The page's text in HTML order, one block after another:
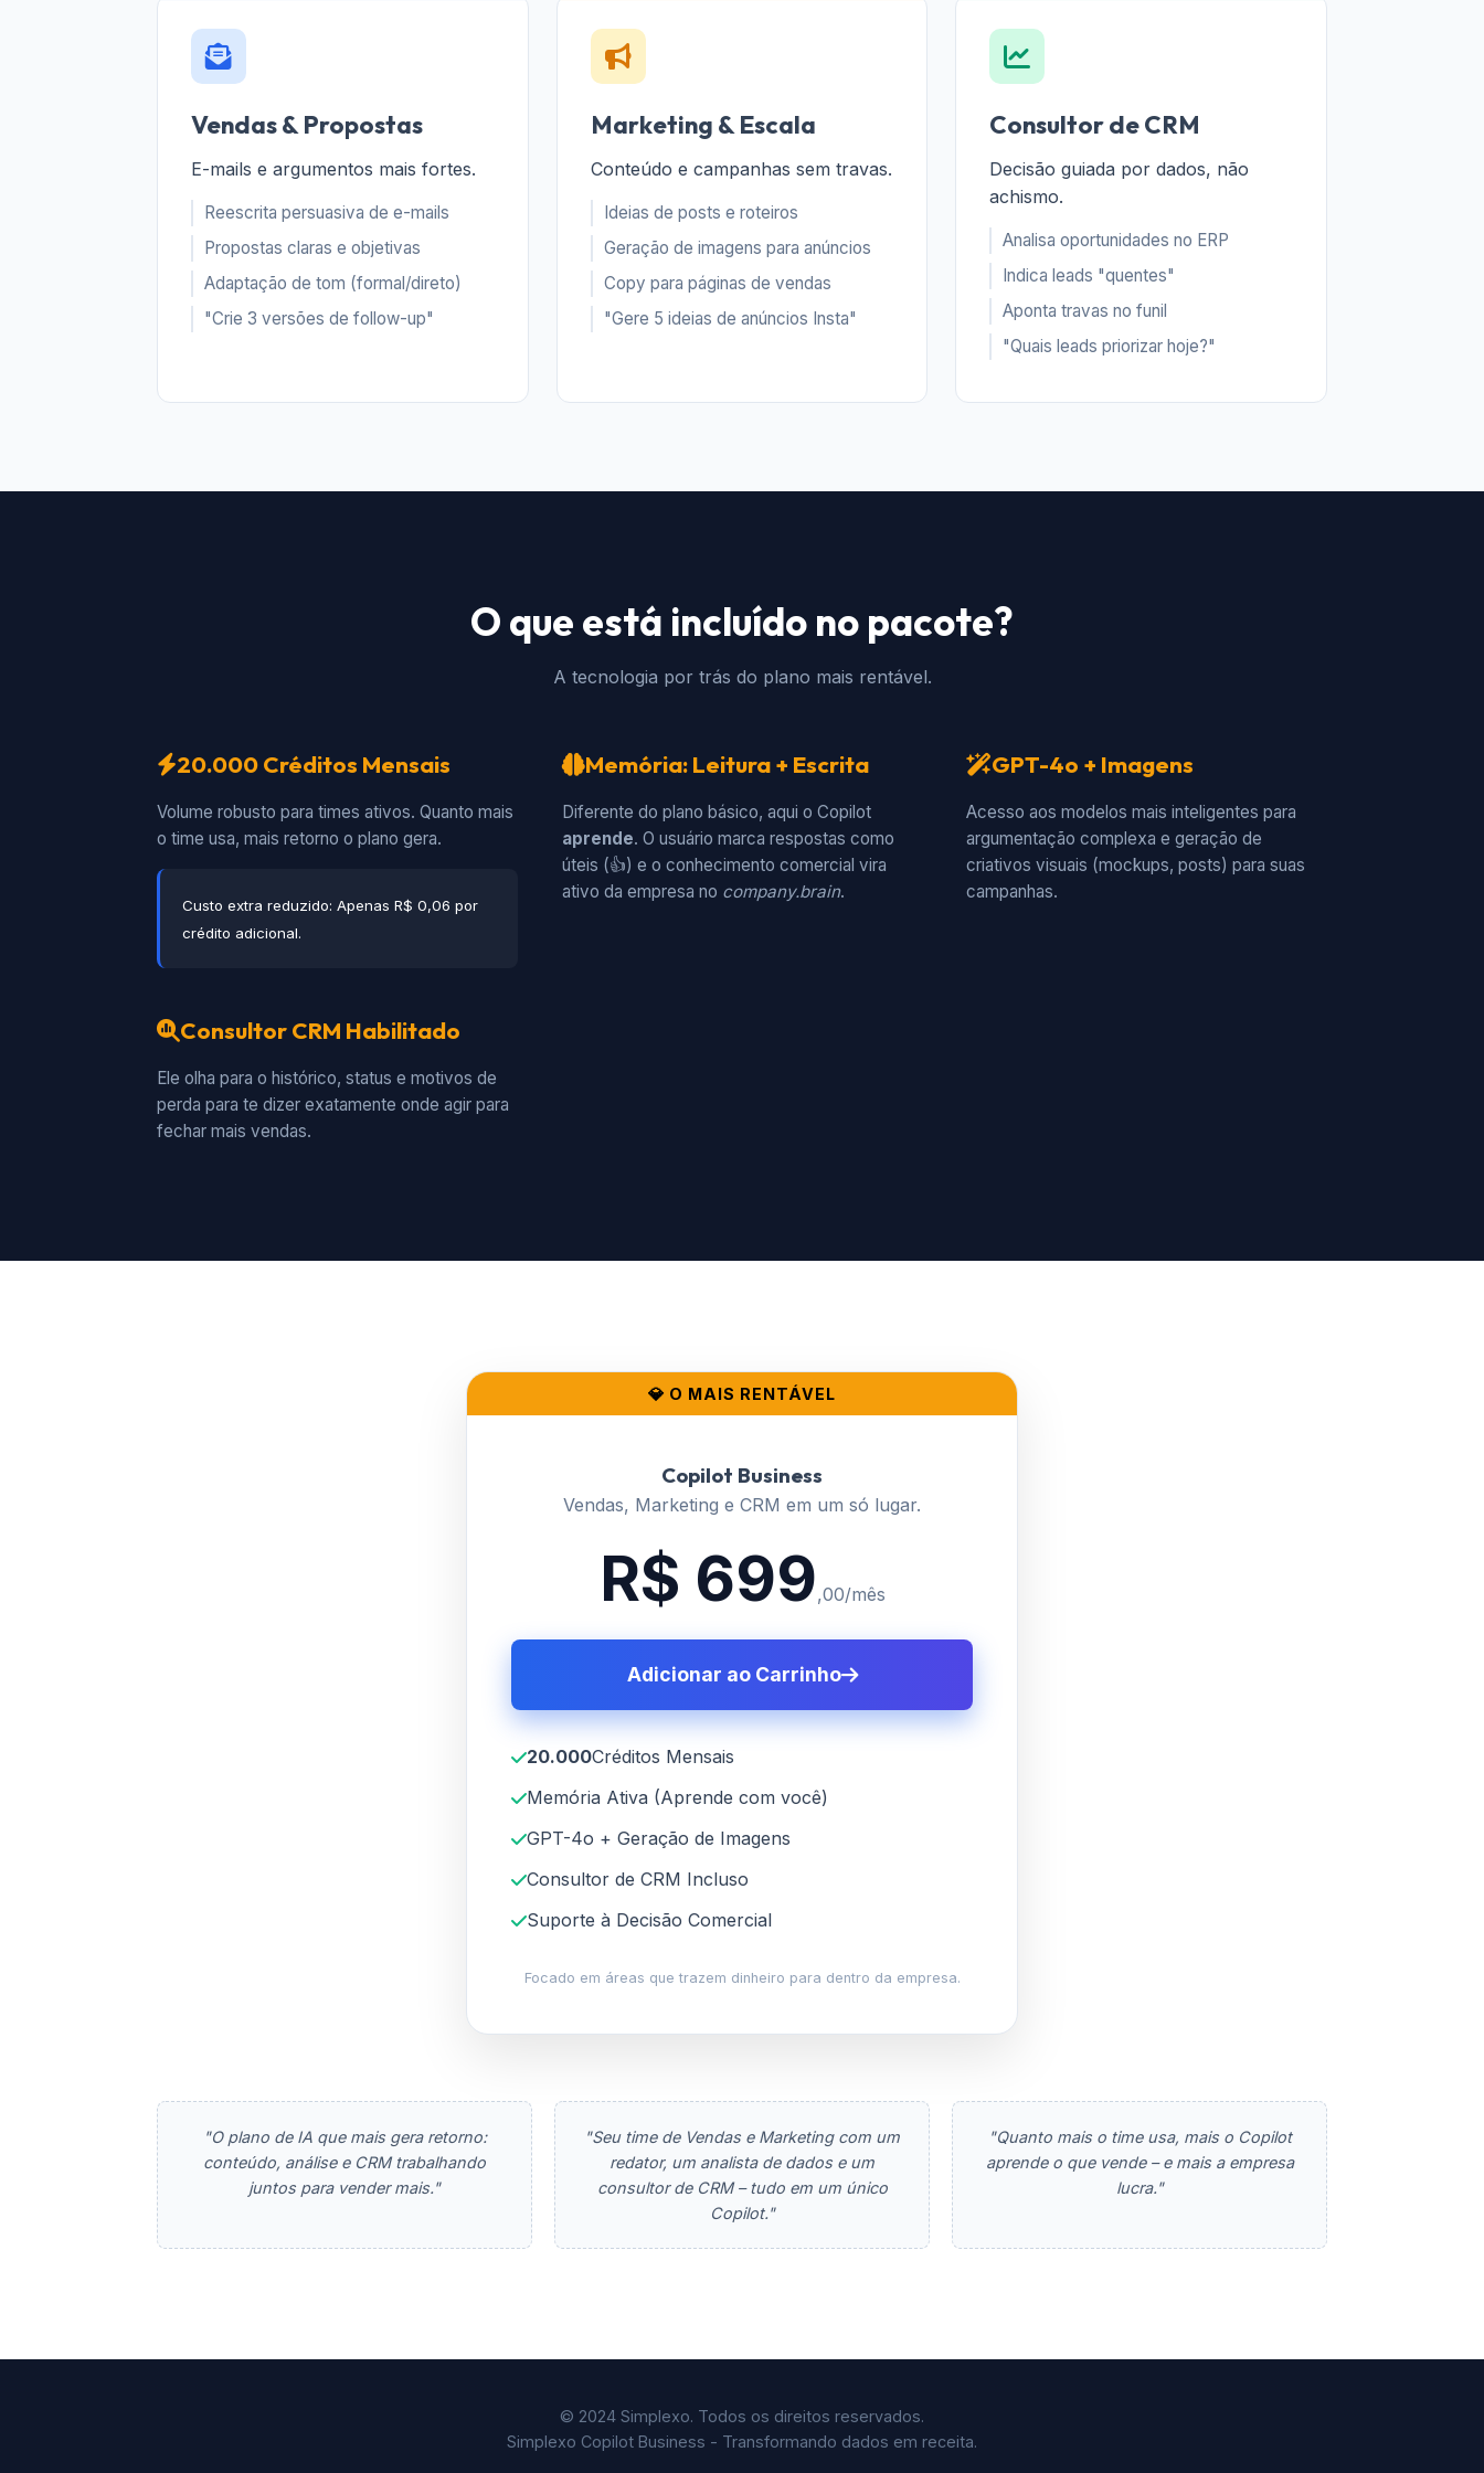
Vendas & Propostas
E-mails e argumentos mais fortes.
Reescrita persuasiva de e-mails
Propostas claras e objetivas
Adaptação de tom (formal/direto)
"Crie 3 versões de follow-up"
Marketing & Escala
Conteúdo e campanhas sem travas.
Ideias de posts e roteiros
Geração de imagens para anúncios
Copy para páginas de vendas
"Gere 5 ideias de anúncios Insta"
Consultor de CRM
Decisão guiada por dados, não
achismo.
Analisa oportunidades no ERP
Indica leads "quentes"
Aponta travas no funil
"Quais leads priorizar hoje?"
O que está incluído no pacote?
A tecnologia por trás do plano mais rentável.
20.000 Créditos Mensais
Volume robusto para times ativos. Quanto mais
o time usa, mais retorno o plano gera.
Custo extra reduzido: Apenas R$ 0,06 por
crédito adicional.
Memória: Leitura + Escrita
Diferente do plano básico, aqui o Copilot
aprende. O usuário marca respostas como
úteis (👍) e o conhecimento comercial vira
ativo da empresa no company.brain.
GPT-4o + Imagens
Acesso aos modelos mais inteligentes para
argumentação complexa e geração de
criativos visuais (mockups, posts) para suas
campanhas.
Consultor CRM Habilitado
Ele olha para o histórico, status e motivos de
perda para te dizer exatamente onde agir para
fechar mais vendas.
💎 O MAIS RENTÁVEL
Copilot Business
Vendas, Marketing e CRM em um só lugar.
R$ 699,00/mês
Adicionar ao Carrinho
20.000Créditos Mensais
Memória Ativa (Aprende com você)
GPT-4o + Geração de Imagens
Consultor de CRM Incluso
Suporte à Decisão Comercial
Focado em áreas que trazem dinheiro para dentro da empresa.
"O plano de IA que mais gera retorno:
conteúdo, análise e CRM trabalhando
juntos para vender mais."
"Seu time de Vendas e Marketing com um
redator, um analista de dados e um
consultor de CRM – tudo em um único
Copilot."
"Quanto mais o time usa, mais o Copilot
aprende o que vende – e mais a empresa
lucra."
© 2024 Simplexo. Todos os direitos reservados.
Simplexo Copilot Business - Transformando dados em receita.